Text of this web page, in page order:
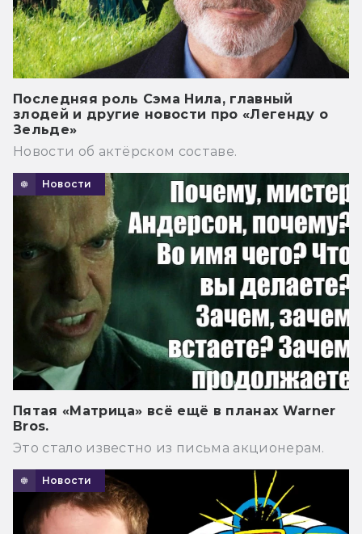
Последняя роль Сэма Нила, главный
злодей и другие новости про «Легенду о
Зельде»
Новости об актёрском составе.
Новости
Пятая «Матрица» всё ещё в планах Warner
Bros.
Это стало известно из письма акционерам.
Новости